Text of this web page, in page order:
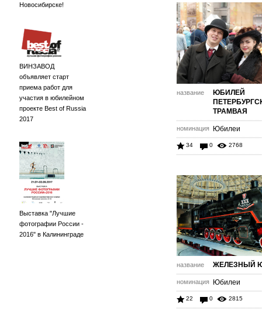
Новосибирске!
ВИНЗАВОД
объявляет старт
приема работ для
участия в юбилейном
проекте Best of Russia
2017
Выставка "Лучшие
фотографии России -
2016" в Калининграде
название
ЮБИЛЕЙ
ТРАМВАЯ
номинация Юбилеи
34 0 2768
название ЖЕЛЕЗНЫЙ
номинация Юбилеи
22 0 2815